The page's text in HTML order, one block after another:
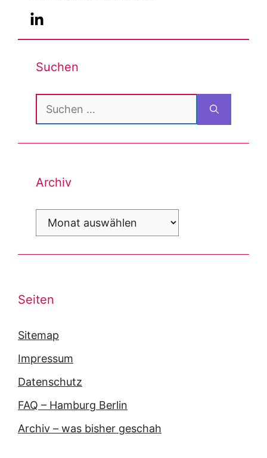
Suchen
Suchen
nach:
Archiv
Archiv
Seiten
Sitemap
Impressum
Datenschutz
FAQ – Hamburg Berlin
Archiv – was bisher geschah